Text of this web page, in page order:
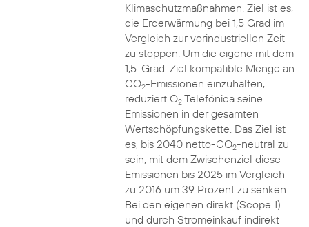
Klimaschutzmaßnahmen. Ziel ist es,
die Erderwärmung bei 1,5 Grad im
Vergleich zur vorindustriellen Zeit
zu stoppen. Um die eigene mit dem
1,5-Grad-Ziel kompatible Menge an
CO2-Emissionen einzuhalten,
reduziert O2Telefónica seine
Emissionen in der gesamten
Wertschöpfungskette. Das Ziel ist
es, bis 2040 netto-CO2-neutral zu
sein; mit dem Zwischenziel diese
Emissionen bis 2025 im Vergleich
zu 2016 um 39 Prozent zu senken.
Bei den eigenen direkt (Scope 1)
und durch Stromeinkauf indirekt